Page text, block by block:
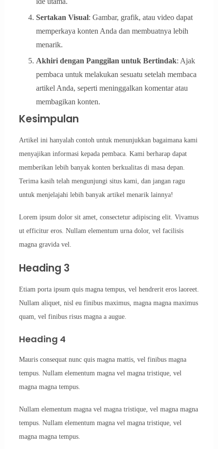
Sertakan Visual: Gambar, grafik, atau video dapat
memperkaya konten Anda dan membuatnya lebih
menarik.
Akhiri dengan Panggilan untuk Bertindak: Ajak
pembaca untuk melakukan sesuatu setelah membaca
artikel Anda, seperti meninggalkan komentar atau
membagikan konten.
Kesimpulan
Artikel ini hanyalah contoh untuk menunjukkan bagaimana kami
menyajikan informasi kepada pembaca. Kami berharap dapat
memberikan lebih banyak konten berkualitas di masa depan.
Terima kasih telah mengunjungi situs kami, dan jangan ragu
untuk menjelajahi lebih banyak artikel menarik lainnya!
Lorem ipsum dolor sit amet, consectetur adipiscing elit. Vivamus
ut efficitur eros. Nullam elementum urna dolor, vel facilisis
magna gravida vel.
Heading 3
Etiam porta ipsum quis magna tempus, vel hendrerit eros laoreet.
Nullam aliquet, nisl eu finibus maximus, magna magna maximus
quam, vel finibus risus magna a augue.
Heading 4
Mauris consequat nunc quis magna mattis, vel finibus magna
tempus. Nullam elementum magna vel magna tristique, vel
magna magna tempus.
Nullam elementum magna vel magna tristique, vel magna magna
tempus. Nullam elementum magna vel magna tristique, vel
magna magna tempus.